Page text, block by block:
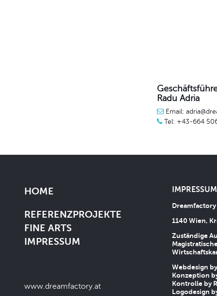
Radu Adria
Email:
Tel: +43-664
HOME
REFERENZPROJEKTE
FINE ARTS
IMPRESSUM
www.dreamfactory.at
1140 Wien,
Zuständige
Webdesign
Konzeption
Kontrolle by
Logodesign